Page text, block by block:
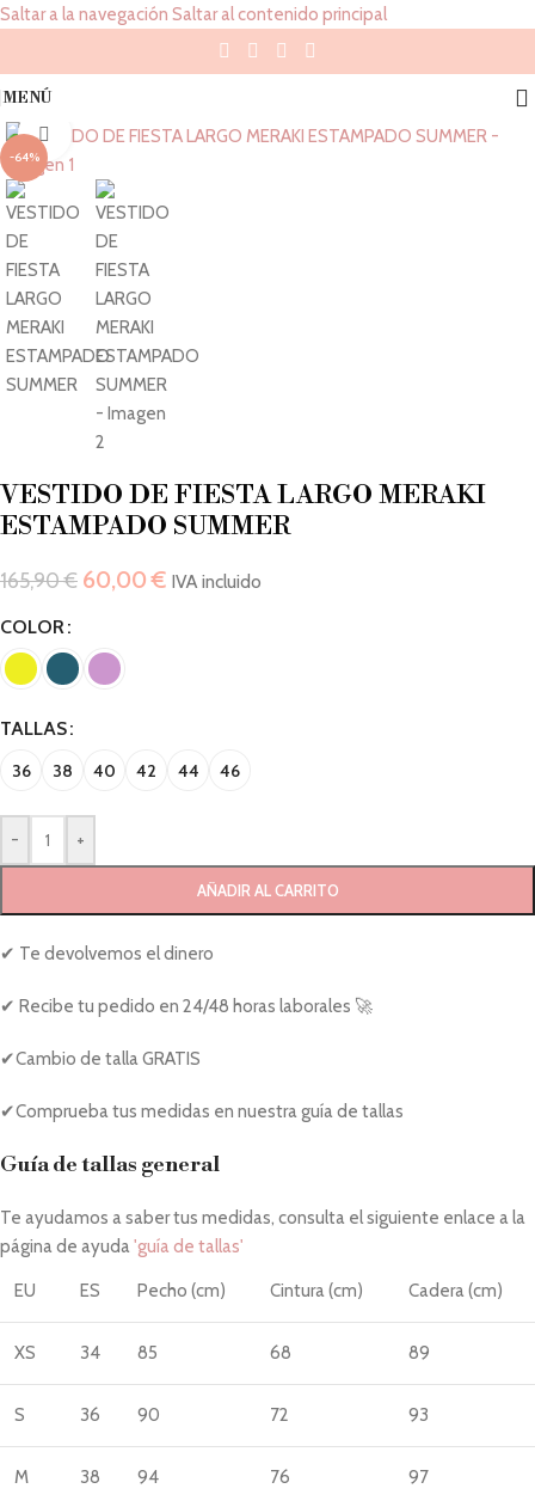
Saltar a la navegación Saltar al contenido principal
MENÚ
-64%
Haz 'click' para agrandar
VESTIDO DE FIESTA LARGO MERAKI
ESTAMPADO SUMMER
165,90€ 60,00€ IVA incluido
COLOR
TALLAS
36 38 40 42 44 46
- +
AÑADIR AL CARRITO
✔ Te devolvemos el dinero
✔ Recibe tu pedido en 24/48 horas laborales 🚀
✔Cambio de talla GRATIS
✔Comprueba tus medidas en nuestra guía de tallas
Guía de tallas general
Te ayudamos a saber tus medidas, consulta el siguiente enlace a la
página de ayuda'guía de tallas'
EU ES Pecho (cm) Cintura (cm) Cadera (cm)
XS 34 85 68 89
S 36 90 72 93
M 38 94 76 97